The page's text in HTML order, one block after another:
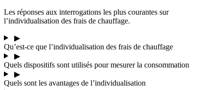
Les réponses aux interrogations les plus courantes sur
l’individualisation des frais de chauffage.
▶
Qu’est-ce que l’individualisation des frais de chauffage
▶
Quels dispositifs sont utilisés pour mesurer la consommation
▶
Quels sont les avantages de l’individualisation